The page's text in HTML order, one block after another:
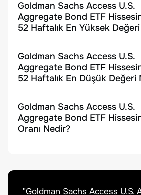
Goldman Sachs Access U.S.
Aggregate Bond ETF
52 Haftalık En Yüksek
Goldman Sachs Access U.S.
Aggregate Bond ETF
52 Haftalık En Düşük Değeri
Goldman Sachs Access U.S.
Aggregate Bond ETF
Oranı Nedir?
"Goldman Sachs Access U.S.